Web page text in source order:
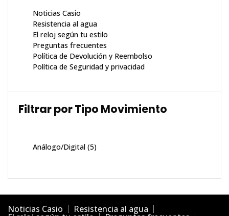
Noticias Casio
Resistencia al agua
El reloj según tu estilo
Preguntas frecuentes
Política de Devolución y Reembolso
Política de Seguridad y privacidad
Filtrar por Tipo Movimiento
Análogo/Digital (5)
Noticias Casio Resistencia al agua